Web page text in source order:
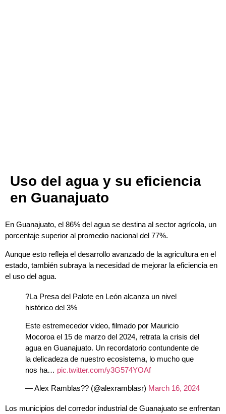
Uso del agua y su eficiencia
en Guanajuato
En Guanajuato, el 86% del agua se destina al sector agrícola, un
porcentaje superior al promedio nacional del 77%.
Aunque esto refleja el desarrollo avanzado de la agricultura en el
estado, también subraya la necesidad de mejorar la eficiencia en
el uso del agua.
?La Presa del Palote en León alcanza un nivel
histórico del 3%
Este estremecedor video, filmado por Mauricio
Mocoroa el 15 de marzo del 2024, retrata la crisis del
agua en Guanajuato. Un recordatorio contundente de
la delicadeza de nuestro ecosistema, lo mucho que
nos ha… pic.twitter.com/y3G574YOAf
— Alex Ramblas?? (@alexramblasr) March 16, 2024
Los municipios del corredor industrial de Guanajuato se enfrentan